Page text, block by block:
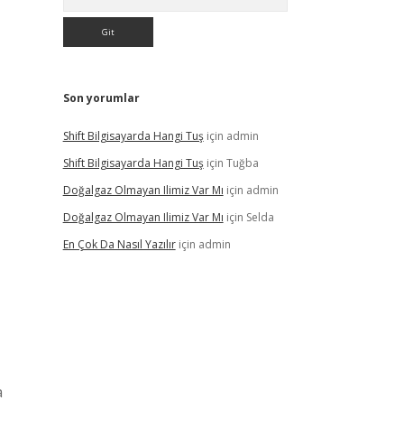
Son yorumlar
Shift Bilgisayarda Hangi Tuşiçin admin
Shift Bilgisayarda Hangi Tuşiçin Tuğba
Doğalgaz Olmayan Ilimiz Var Mı için admin
Doğalgaz Olmayan Ilimiz Var Mı için Selda
En Çok Da Nasıl Yazılıriçin admin